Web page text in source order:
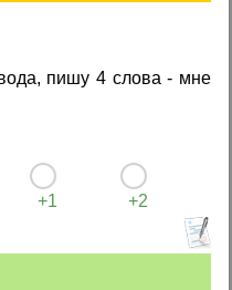
пишу 4 слова - мне
+1 +2